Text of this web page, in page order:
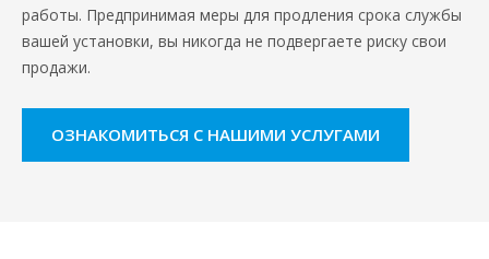
работы. Предпринимая меры для продления срока службы
вашей установки, вы никогда не подвергаете риску свои
продажи.
ОЗНАКОМИТЬСЯ С НАШИМИ УСЛУГАМИ